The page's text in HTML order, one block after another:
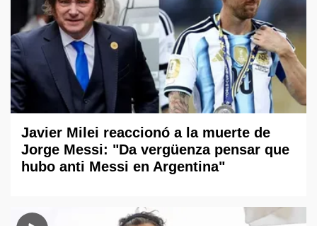
Javier Milei reaccionó a la muerte de
Jorge Messi: "Da vergüenza pensar que
hubo anti Messi en Argentina"